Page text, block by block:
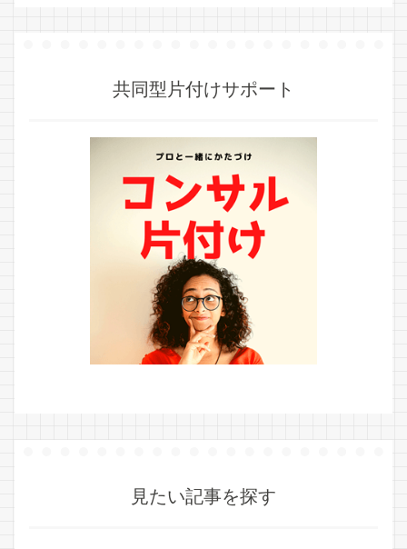
共同型片付けサポート
見たい記事を探す